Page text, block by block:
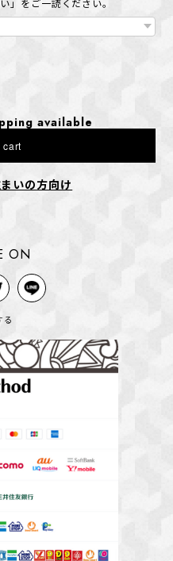
」をご一読ください。
available
cart
いの方向け
ON
る